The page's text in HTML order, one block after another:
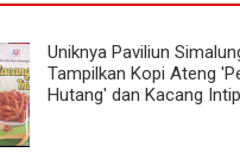
Uniknya Paviliun
Tampilkan Kopi Ateng
Hutang' dan Kacang Intip